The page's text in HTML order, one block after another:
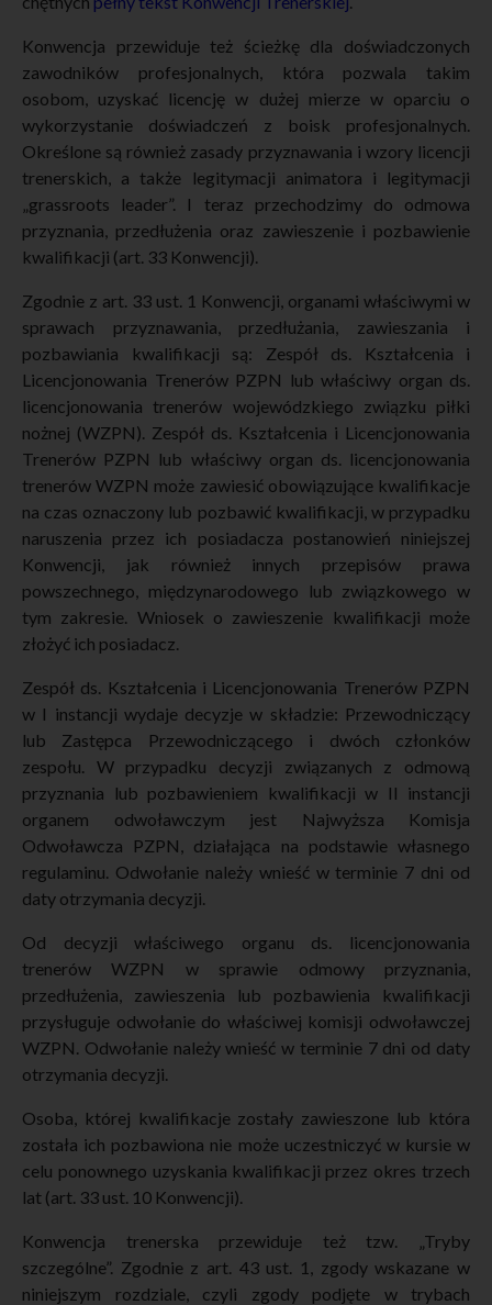
Konwencja przewiduje też ścieżkę dla doświadczonych
zawodników profesjonalnych, która pozwala takim
osobom, uzyskać licencję w dużej mierze w oparciu o
wykorzystanie doświadczeń z boisk profesjonalnych.
Określone są również zasady przyznawania i wzory licencji
trenerskich, a także legitymacji animatora i legitymacji
„grassroots leader”. I teraz przechodzimy do odmowa
przyznania, przedłużenia oraz zawieszenie i pozbawienie
kwalifikacji (art. 33 Konwencji).
Zgodnie z art. 33 ust. 1 Konwencji, organami właściwymi w
sprawach przyznawania, przedłużania, zawieszania i
pozbawiania kwalifikacji są: Zespół ds. Kształcenia i
Licencjonowania Trenerów PZPN lub właściwy organ ds.
licencjonowania trenerów wojewódzkiego związku piłki
nożnej (WZPN). Zespół ds. Kształcenia i Licencjonowania
Trenerów PZPN lub właściwy organ ds. licencjonowania
trenerów WZPN może zawiesić obowiązujące kwalifikacje
na czas oznaczony lub pozbawić kwalifikacji, w przypadku
naruszenia przez ich posiadacza postanowień niniejszej
Konwencji, jak również innych przepisów prawa
powszechnego, międzynarodowego lub związkowego w
tym zakresie. Wniosek o zawieszenie kwalifikacji może
złożyć ich posiadacz.
Zespół ds. Kształcenia i Licencjonowania Trenerów PZPN
w I instancji wydaje decyzje w składzie: Przewodniczący
lub Zastępca Przewodniczącego i dwóch członków
zespołu. W przypadku decyzji związanych z odmową
przyznania lub pozbawieniem kwalifikacji w II instancji
organem odwoławczym jest Najwyższa Komisja
Odwoławcza PZPN, działająca na podstawie własnego
regulaminu. Odwołanie należy wnieść w terminie 7 dni od
daty otrzymania decyzji.
Od decyzji właściwego organu ds. licencjonowania
trenerów WZPN w sprawie odmowy przyznania,
przedłużenia, zawieszenia lub pozbawienia kwalifikacji
przysługuje odwołanie do właściwej komisji odwoławczej
WZPN. Odwołanie należy wnieść w terminie 7 dni od daty
otrzymania decyzji.
Osoba, której kwalifikacje zostały zawieszone lub która
została ich pozbawiona nie może uczestniczyć w kursie w
celu ponownego uzyskania kwalifikacji przez okres trzech
lat (art. 33 ust. 10 Konwencji).
Konwencja trenerska przewiduje też tzw. „Tryby
szczególne”. Zgodnie z art. 43 ust. 1, zgody wskazane w
niniejszym rozdziale, czyli zgody podjęte w trybach